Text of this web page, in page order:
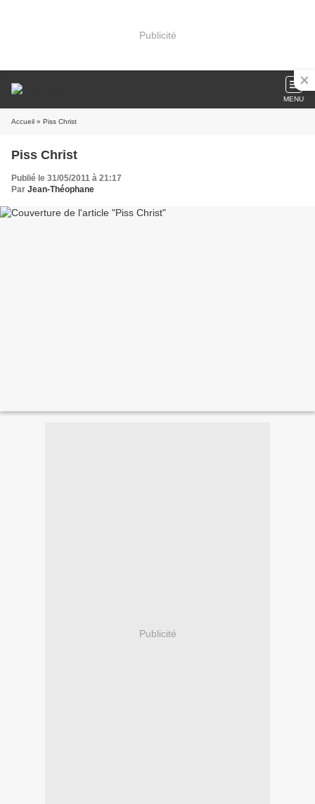
Publicité
MENU
Accueil » Piss Christ
Piss Christ
Publié le 31/05/2011 à 21:17
Par Jean-Théophane
Publicité